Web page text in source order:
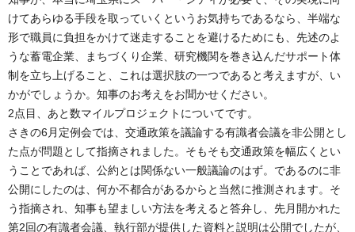
けてあらゆる手段を取っていくというお気持ちであるなら、半端な
形で職員に負担をかけて迷走することを避けるためにも、先述のよ
うな蓄電企業、まちづくり企業、研究機関を巻き込んだサポート体
制を立ち上げること、これは選択肢の一つであると考えますが、い
かがでしょうか。知事のお考えをお聞かせください。
2点目、あと数マイルプロジェクトについてです。
さきの6月定例会では、交通政策を議論する有識者会議を非公開とし
た点が問題として指摘されました。そもそも交通政策を幅広くとい
うことであれば、公約とは関係ない一般議論のはず。であるのに非
公開にしたのは、何か不都合があるからと当然に推測されます。そ
う指摘され、知事も望ましい方法を考えると答弁し、先月開かれた
第2回の有識者会議、執行部が提供した資料と説明は公開でしたが、